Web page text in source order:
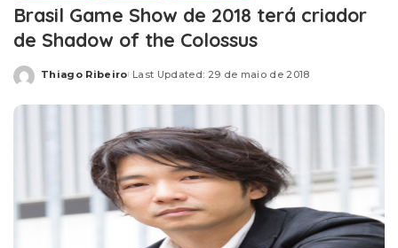
Brasil Game Show de 2018 terá criador
de Shadow of the Colossus
Posted
Thiago Ribeiro Last Updated: 29 de maio de 2018